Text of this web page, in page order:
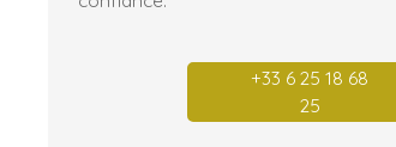
+33 6 25 18 68
25